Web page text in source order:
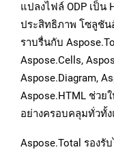
แปลงไฟล์ ODP เป็น
ประสิทธิภาพ โซลูชัน
ราบรื่นกับ
Aspose.Cells,
Aspose.Diagram,
Aspose.HTML ช่ว
อย่างครอบคลุมทั่วทั้
Aspose.Total รองรั